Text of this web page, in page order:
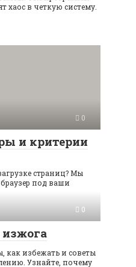
хаос в четкую систему.
0
и критерии
страниц? Мы
под ваши
0
как избежать и советы
Узнайте, почему